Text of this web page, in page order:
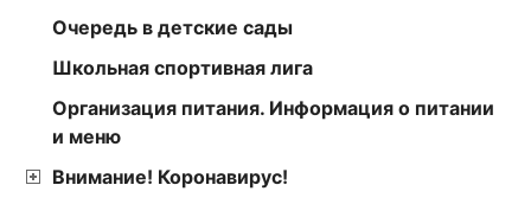
Очередь в детские сады
Школьная спортивная лига
Организация питания. Информация о питании
и меню
Внимание! Коронавирус!